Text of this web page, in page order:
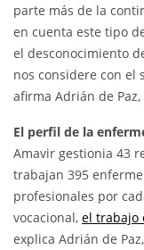
parte más de la
en cuenta este tipo
el desconocimiento
nos considere con el
afirma Adrián de
El perfil de la
Amavir gestionia 43
trabajan 395
profesionales por
vocacional, el trabajo
explica Adrián de